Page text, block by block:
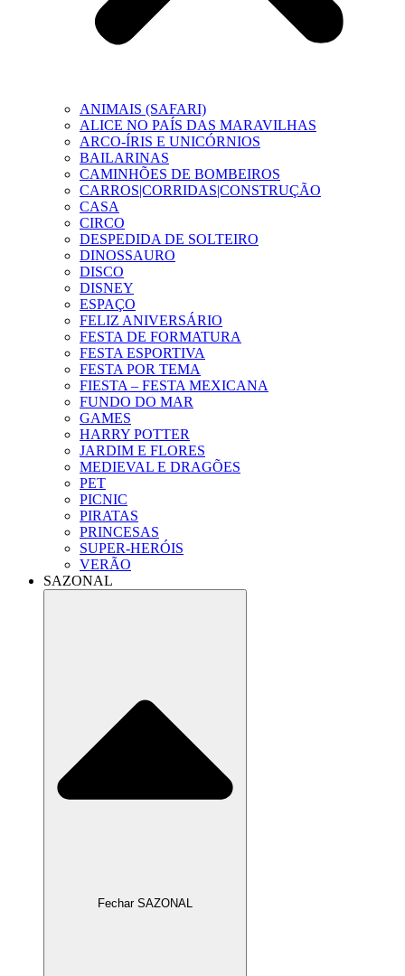
ANIMAIS (SAFARI)
ALICE NO PAÍS DAS MARAVILHAS
ARCO-ÍRIS E UNICÓRNIOS
BAILARINAS
CAMINHÕES DE BOMBEIROS
CARROS|CORRIDAS|CONSTRUÇÃO
CASA
CIRCO
DESPEDIDA DE SOLTEIRO
DINOSSAURO
DISCO
DISNEY
ESPAÇO
FELIZ ANIVERSÁRIO
FESTA DE FORMATURA
FESTA ESPORTIVA
FESTA POR TEMA
FIESTA – FESTA MEXICANA
FUNDO DO MAR
GAMES
HARRY POTTER
JARDIM E FLORES
MEDIEVAL E DRAGÕES
PET
PICNIC
PIRATAS
PRINCESAS
SUPER-HERÓIS
VERÃO
SAZONAL
Fechar SAZONAL